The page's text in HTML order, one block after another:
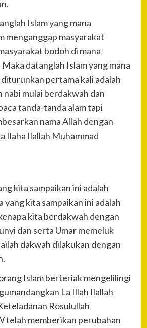
Islam yang mana
menganggap masyarakat
bodoh di mana
datanglah Islam yang mana
pertama kali adalah
nabi mulai berdakwah dan
tanda-tanda alam tapi
nama Allah dengan
Ilaha Ilallah Muhammad
kita sampaikan ini adalah
yang kita sampaikan ini adalah
kita berdakwah dengan
dan serta Umar memeluk
dakwah dilakukan dengan
Islam berteriak mengelilingi
La Illah Ilallah
Rosulullah
telah memberikan perubahan